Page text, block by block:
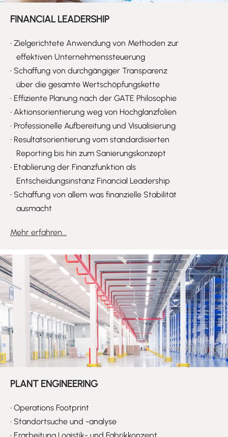
FINANCIAL LEADERSHIP
• Zielgerichtete Anwendung von Methoden zur
effektiven Unternehmenssteuerung
• Schaffung von durchgängiger Transparenz
über die gesamte Wertschöpfungskette
• Effiziente Planung nach der GATE Philosophie
• Aktionsorientierung weg von Hochglanzfolien
• Professionelle Aufbereitung und Visualisierung
• Resultatsorientierung vom standardisierten
Reporting bis hin zum Sanierungskonzept
• Etablierung der Finanzfunktion als
Entscheidungsinstanz Financial Leadership
• Schaffung von allem was finanzielle Stabilität
ausmacht
Mehr erfahren...
PLANT ENGINEERING
• Operations Footprint
• Standortsuche und -analyse
• Erarbeitung Logistik- und Fabrikkonzept